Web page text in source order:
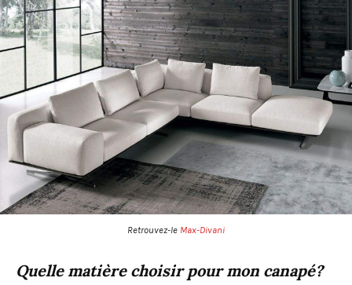
Retrouvez-le Max-Divani
Quelle matière choisir pour mon canapé?